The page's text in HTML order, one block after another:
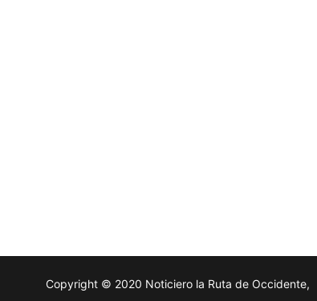
Copyright © 2020 Noticiero la Ruta de Occidente,